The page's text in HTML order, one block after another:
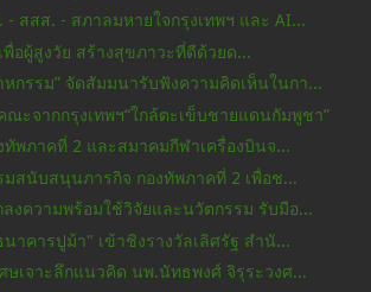
- สสส. - สภาลมหายใจกรุงเทพฯ และ AI...
พื่อผู้สูงวัย สร้างสุขภาวะที่ดีด้วยด...
หกรรม” จัดสัมมนารับฟังความคิดเห็นในกา...
ะจากกรุงเทพฯ“ใกล้ตะเข็บชายแดนกัมพูชา”
ทัพภาคที่ 2 และสมาคมกีฬาเครื่องบินจ...
สนับสนุนภารกิจ กองทัพภาคที่ 2 เพื่อช...
ลงความพร้อมใช้วิจัยและนวัตกรรม รับมือ...
าคารปูม้า" เข้าชิงรางวัลเลิศรัฐ สำนั...
เจาะลึกแนวคิด นพ.นัทธพงศ์ จิรุระวงศ...